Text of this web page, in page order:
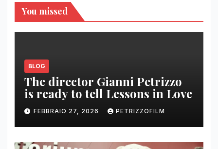
You missed
BLOG
The director Gianni Petrizzo
is ready to tell Lessons in Love
FEBBRAIO 27, 2026 PETRIZZOFILM